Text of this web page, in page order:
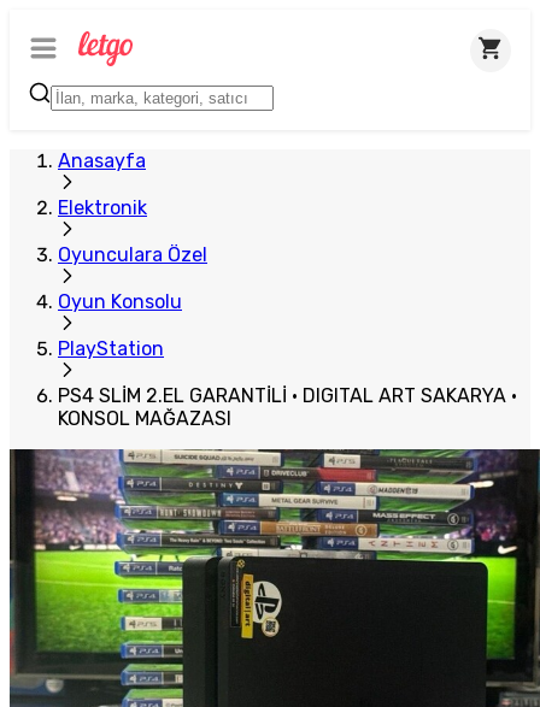
Anasayfa
Elektronik
Oyunculara Özel
Oyun Konsolu
PlayStation
PS4 SLİM 2.EL GARANTİLİ · DIGITAL ART SAKARYA ·
KONSOL MAĞAZASI
Plus Satıcı